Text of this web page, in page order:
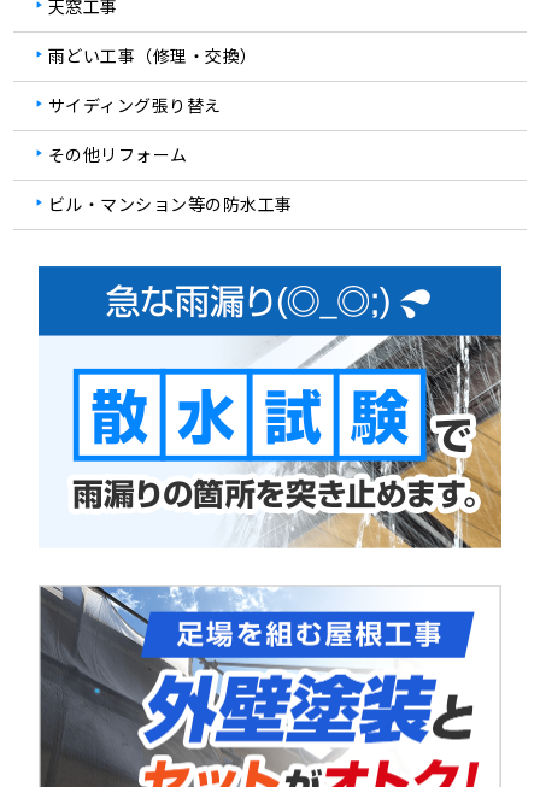
天窓工事
雨どい工事（修理・交換）
サイディング張り替え
その他リフォーム
ビル・マンション等の防水工事